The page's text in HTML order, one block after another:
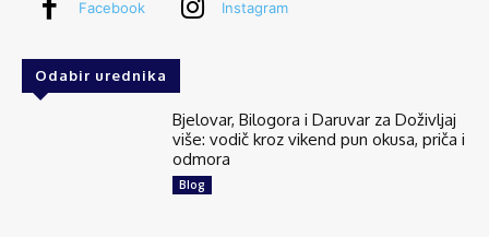
Facebook Instagram
Odabir urednika
Bjelovar, Bilogora i Daruvar za Doživljaj
više: vodič kroz vikend pun okusa, priča i
odmora
Blog